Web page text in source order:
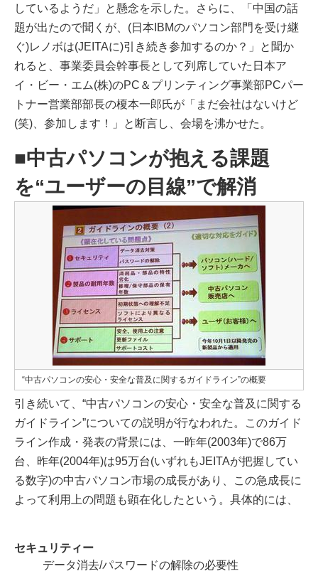
しているようだ」と懸念を示した。さらに、「中国の話
題が出たので聞くが、(日本IBMのパソコン部門を受け継
ぐ)レノボは(JEITAに)引き続き参加するのか？」と聞か
れると、事業委員会幹事長として列席していた日本ア
イ・ビー・エム(株)のPC＆プリンティング事業部PCパー
トナー営業部部長の榎本一郎氏が「まだ会社はないけど
(笑)、参加します！」と断言し、会場を沸かせた。
■中古パソコンが抱える課題
を“ユーザーの目線”で解消
“中古パソコンの安心・安全な普及に関するガイドライン”の概要
引き続いて、“中古パソコンの安心・安全な普及に関する
ガイドライン”についての説明が行なわれた。このガイド
ライン作成・発表の背景には、一昨年(2003年)で86万
台、昨年(2004年)は95万台(いずれもJEITAが把握してい
る数字)の中古パソコン市場の成長があり、この急成長に
よって利用上の問題も顕在化したという。具体的には、
セキュリティー
データ消去/パスワードの解除の必要性